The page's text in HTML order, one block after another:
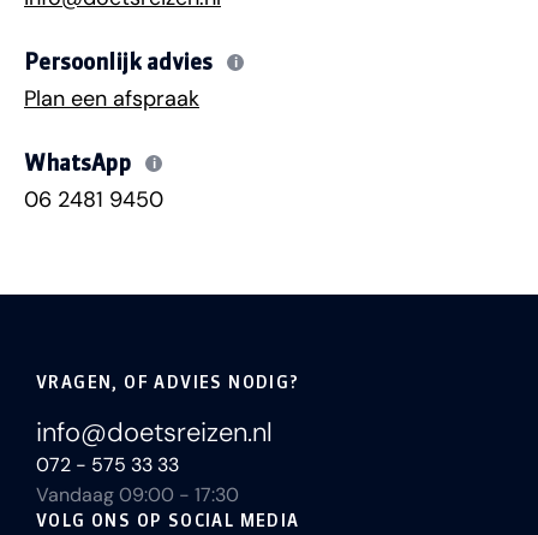
Persoonlijk advies i
Plan een afspraak
WhatsApp i
06 2481 9450
VRAGEN, OF ADVIES NODIG?
info@doetsreizen.nl
072 - 575 33 33
Vandaag 09:00 - 17:30
VOLG ONS OP SOCIAL MEDIA